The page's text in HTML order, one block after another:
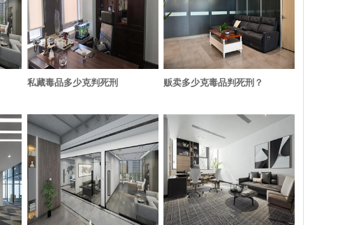
私藏毒品多少克判死刑 贩卖多少克毒品判死刑？